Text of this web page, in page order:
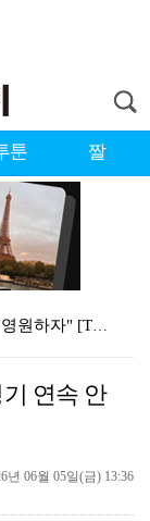
툰 짤
누에라, '뮤직뱅크' 1위…팬들에 "영원하자" [TV캡…
서장훈 감독 "내 능력 부족" 자책하게 만든 펜타곤과의…
강채연, 제주삼다수 2R 깜짝 선두 도약…박민지 공동 …
연속 안
년 06월 05일(금) 13:36